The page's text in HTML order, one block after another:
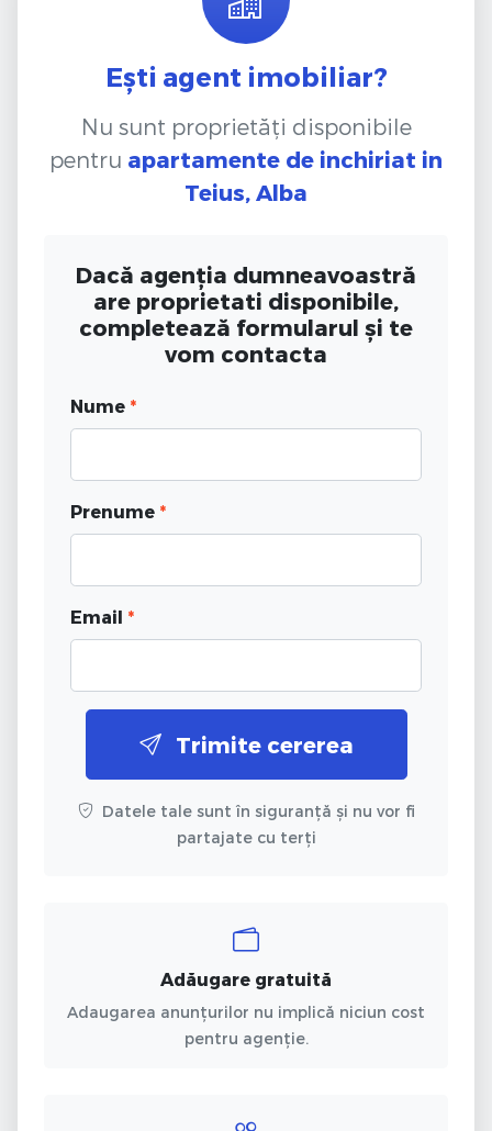
Ești agent imobiliar?
Nu sunt proprietăți disponibile
pentru apartamente de inchiriat in
Teius, Alba
Dacă agenția dumneavoastră
are proprietati disponibile,
completează formularul și te
vom contacta
Nume *
Prenume *
Email *
Trimite cererea
Datele tale sunt în siguranță și nu vor fi
partajate cu terți
Adăugare gratuită
Adaugarea anunțurilor nu implică niciun cost
pentru agenție.